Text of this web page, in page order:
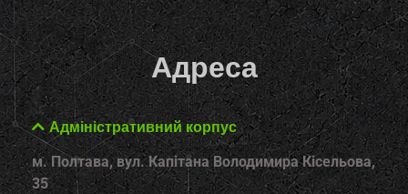
Адреса
Адміністративний корпус
м. Полтава, вул. Капітана Володимира Кісельова,
35